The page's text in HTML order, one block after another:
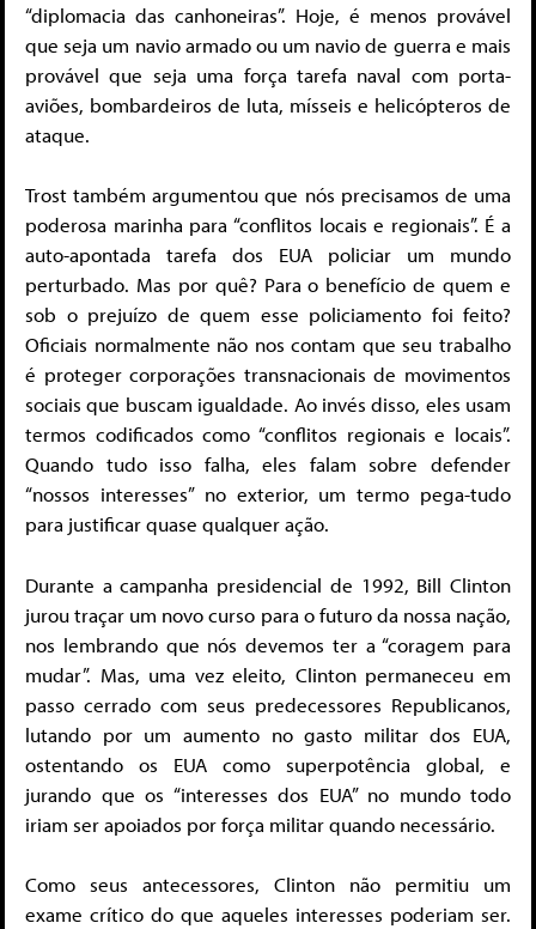
“diplomacia das canhoneiras”. Hoje, é menos provável
que seja um navio armado ou um navio de guerra e mais
provável que seja uma força tarefa naval com porta-
aviões, bombardeiros de luta, mísseis e helicópteros de
ataque.
Trost também argumentou que nós precisamos de uma
poderosa marinha para “conflitos locais e regionais”. É a
auto-apontada tarefa dos EUA policiar um mundo
perturbado. Mas por quê? Para o benefício de quem e
sob o prejuízo de quem esse policiamento foi feito?
Oficiais normalmente não nos contam que seu trabalho
é proteger corporações transnacionais de movimentos
sociais que buscam igualdade. Ao invés disso, eles usam
termos codificados como “conflitos regionais e locais”.
Quando tudo isso falha, eles falam sobre defender
“nossos interesses” no exterior, um termo pega-tudo
para justificar quase qualquer ação.
Durante a campanha presidencial de 1992, Bill Clinton
jurou traçar um novo curso para o futuro da nossa nação,
nos lembrando que nós devemos ter a “coragem para
mudar”. Mas, uma vez eleito, Clinton permaneceu em
passo cerrado com seus predecessores Republicanos,
lutando por um aumento no gasto militar dos EUA,
ostentando os EUA como superpotência global, e
jurando que os “interesses dos EUA” no mundo todo
iriam ser apoiados por força militar quando necessário.
Como seus antecessores, Clinton não permitiu um
exame crítico do que aqueles interesses poderiam ser.